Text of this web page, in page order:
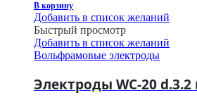
В корзину
Добавить в список желаний
Быстрый просмотр
Добавить в список желаний
Вольфрамовые электроды
Электроды WС-20